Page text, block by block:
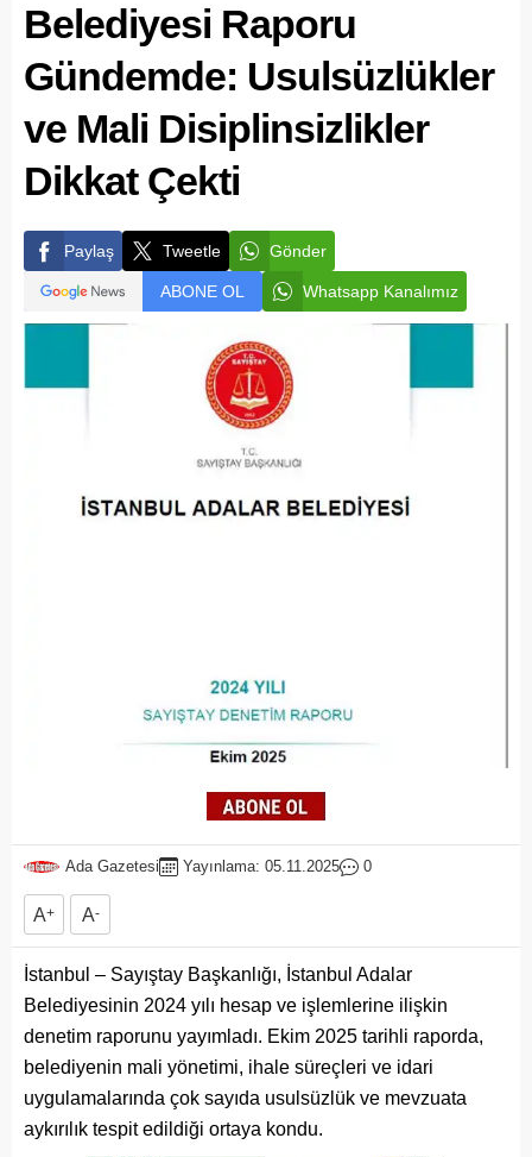
Belediyesi Raporu
Gündemde: Usulsüzlükler
ve Mali Disiplinsizlikler
Dikkat Çekti
Paylaş Tweetle Gönder
ABONE OL Whatsapp Kanalımız
Ada Gazetesi Yayınlama: 05.11.2025 0
A+ A-
İstanbul – Sayıştay Başkanlığı, İstanbul Adalar
Belediyesinin 2024 yılı hesap ve işlemlerine ilişkin
denetim raporunu yayımladı. Ekim 2025 tarihli raporda,
belediyenin mali yönetimi, ihale süreçleri ve idari
uygulamalarında çok sayıda usulsüzlük ve mevzuata
aykırılık tespit edildiği ortaya kondu.